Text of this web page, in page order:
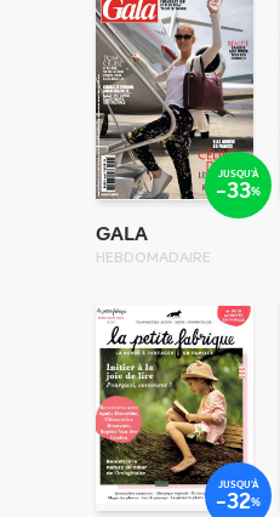
JUSQU'À
-33%
GALA
HEBDOMADAIRE
JUSQU'À
-32%